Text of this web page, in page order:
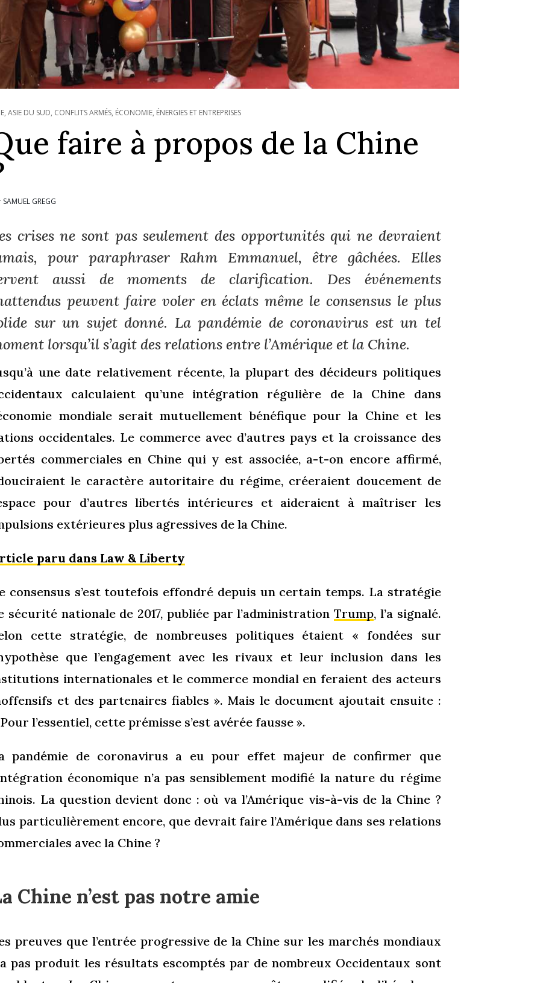
,ASIE DU SUD, CONFLITS ARMÉS, ÉCONOMIE, ÉNERGIES ET ENTREPRISES
faire à propos de la Chine
SAMUEL GREGG
crises ne sont pas seulement des opportunités qui ne devraient
pour paraphraser Rahm Emmanuel, être gâchées. Elles
aussi de moments de clarification. Des événements
peuvent faire voler en éclats même le consensus le plus
sur un sujet donné. La pandémie de coronavirus est un tel
lorsqu’il s’agit des relations entre l’Amérique et la Chine.
une date relativement récente, la plupart des décideurs politiques
calculaient qu’une intégration régulière de la Chine dans
mondiale serait mutuellement bénéfique pour la Chine et les
occidentales. Le commerce avec d’autres pays et la croissance des
commerciales en Chine qui y est associée, a-t-on encore affirmé,
le caractère autoritaire du régime, créeraient doucement de
pour d’autres libertés intérieures et aideraient à maîtriser les
extérieures plus agressives de la Chine.
paru dans Law & Liberty
consensus s’est toutefois effondré depuis un certain temps. La stratégie
sécurité nationale de 2017, publiée par l’administrationTrump, l’a signalé.
cette stratégie, de nombreuses politiques étaient « fondées sur
que l’engagement avec les rivaux et leur inclusion dans les
internationales et le commerce mondial en feraient des acteurs
et des partenaires fiables ». Mais le document ajoutait ensuite :
l’essentiel, cette prémisse s’est avérée fausse ».
pandémie de coronavirus a eu pour effet majeur de confirmer que
économique n’a pas sensiblement modifié la nature du régime
La question devient donc : où va l’Amérique vis-à-vis de la Chine ?
particulièrement encore, que devrait faire l’Amérique dans ses relations
avec la Chine ?
Chine n’est pas notre amie
preuves que l’entrée progressive de la Chine sur les marchés mondiaux
pas produit les résultats escomptés par de nombreux Occidentaux sont